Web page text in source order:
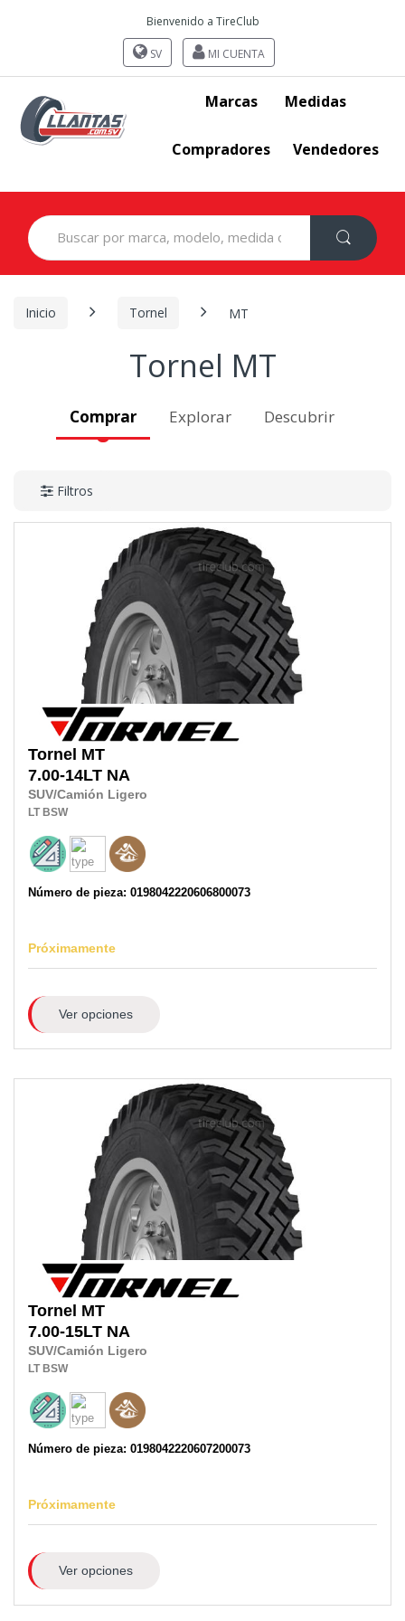
Bienvenido a TireClub
SV MI CUENTA
Marcas Medidas
Compradores Vendedores
Search
for:
Inicio Tornel MT
Tornel MT
Comprar Explorar Descubrir
Filtros
Tornel MT
7.00-14LT NA
SUV/Camión Ligero
LT BSW
Número de pieza: 0198042220606800073
Próximamente
Ver opciones
Tornel MT
7.00-15LT NA
SUV/Camión Ligero
LT BSW
Número de pieza: 0198042220607200073
Próximamente
Ver opciones